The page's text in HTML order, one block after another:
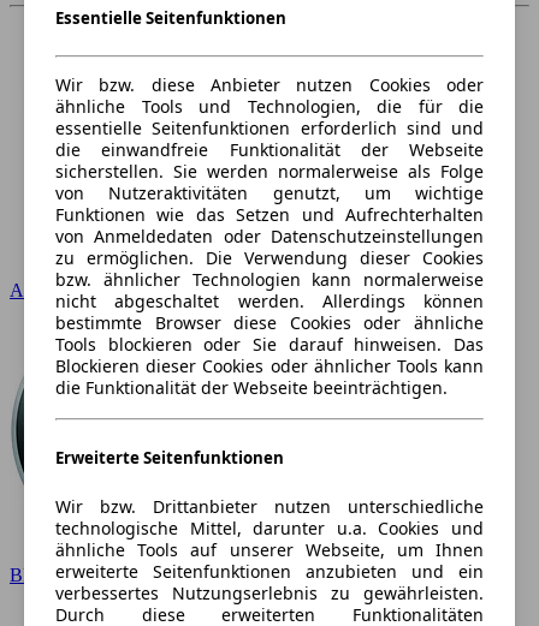
Essentielle Seitenfunktionen
Wir bzw. diese Anbieter nutzen Cookies oder
ähnliche Tools und Technologien, die für die
essentielle Seitenfunktionen erforderlich sind und
die einwandfreie Funktionalität der Webseite
sicherstellen. Sie werden normalerweise als Folge
von Nutzeraktivitäten genutzt, um wichtige
Funktionen wie das Setzen und Aufrechterhalten
von Anmeldedaten oder Datenschutzeinstellungen
zu ermöglichen. Die Verwendung dieser Cookies
bzw. ähnlicher Technologien kann normalerweise
nicht abgeschaltet werden. Allerdings können
bestimmte Browser diese Cookies oder ähnliche
Tools blockieren oder Sie darauf hinweisen. Das
Blockieren dieser Cookies oder ähnlicher Tools kann
die Funktionalität der Webseite beeinträchtigen.
Erweiterte Seitenfunktionen
Wir bzw. Drittanbieter nutzen unterschiedliche
technologische Mittel, darunter u.a. Cookies und
ähnliche Tools auf unserer Webseite, um Ihnen
erweiterte Seitenfunktionen anzubieten und ein
verbessertes Nutzungserlebnis zu gewährleisten.
Durch diese erweiterten Funktionalitäten
Audi
BMW